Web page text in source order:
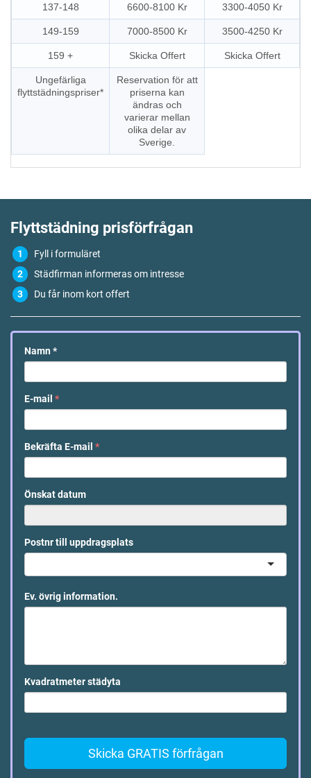
137-148 6600-8100 Kr 3300-4050 Kr
149-159 7000-8500 Kr 3500-4250 Kr
159 + Skicka Offert Skicka Offert
Ungefärliga
flyttstädningspriser*
Reservation för att
priserna kan
ändras och
varierar mellan
olika delar av
Sverige.
Flyttstädning prisförfrågan
Fyll i formuläret
Städfirman informeras om intresse
Du får inom kort offert
Namn *
E-mail *
Bekräfta E-mail *
Önskat datum
Postnr till uppdragsplats
Ev. övrig information.
Kvadratmeter städyta
Skicka GRATIS förfrågan